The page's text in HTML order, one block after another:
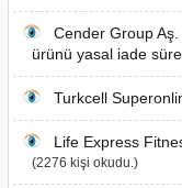
Cender Group Aş.
ürünü yasal iade
Turkcell
Life Express
(2276 kişi okudu.)